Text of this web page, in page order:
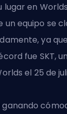
en
un equipo se
ya
fue SKT,
el 25 de
ganando